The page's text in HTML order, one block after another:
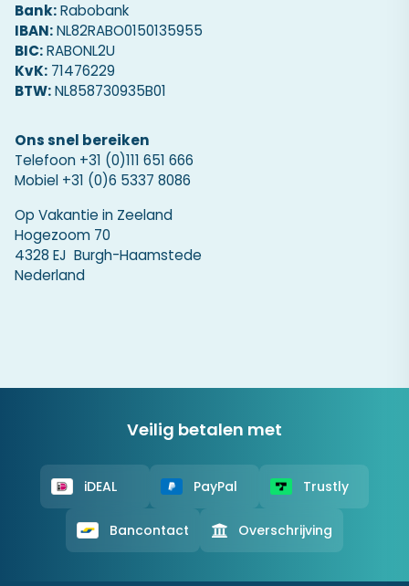
Bank:Rabobank
IBAN:NL82RABO0150135955
BIC:RABONL2U
KvK: 71476229
BTW:NL858730935B01
Ons snel bereiken
Telefoon +31 (0)111 651 666
Mobiel +31 (0)6 5337 8086
Op Vakantie in Zeeland
Hogezoom 70
4328 EJ Burgh-Haamstede
Nederland
Veilig betalen met
iDEAL PayPal Trustly
Bancontact Overschrijving